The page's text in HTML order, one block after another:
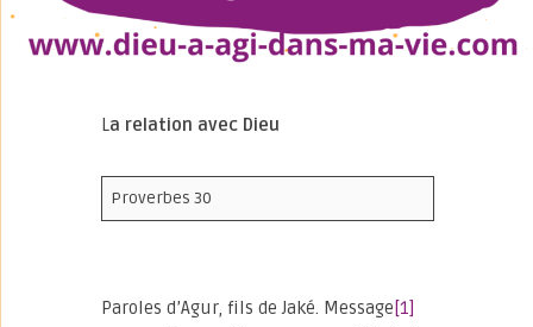
La relation avec Dieu
Proverbes 30
Paroles d’Agur, fils de Jaké. Message [1]